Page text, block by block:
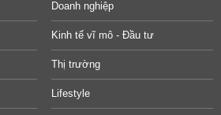
Doanh nghiệp
Kinh tế vĩ mô - Đầu tư
Thị trường
Lifestyle